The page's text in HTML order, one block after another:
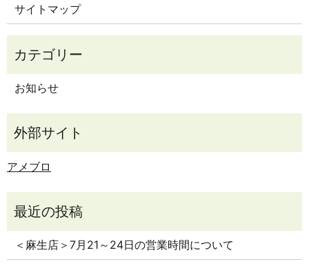
サイトマップ
お知らせ
アメブロ
＜麻生店＞7月21～24日の営業時間について